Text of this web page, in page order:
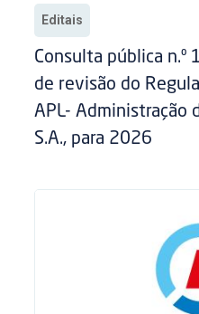
Editais
Consulta pública
de revisão do
APL- Administração
S.A., para 2026